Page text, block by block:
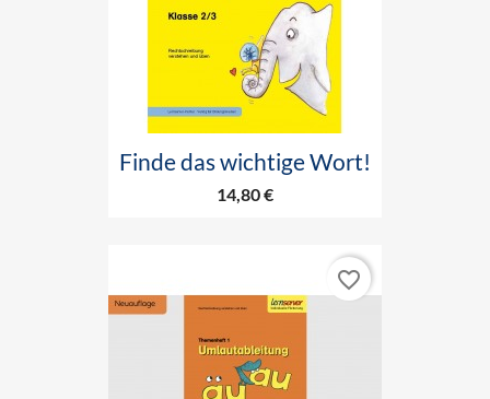
Finde das wichtige Wort!
14,80 €
favorite_border